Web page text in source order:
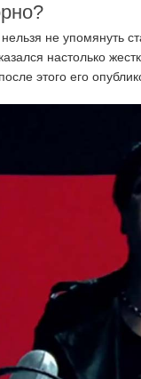
не упомянуть
настолько
этого его